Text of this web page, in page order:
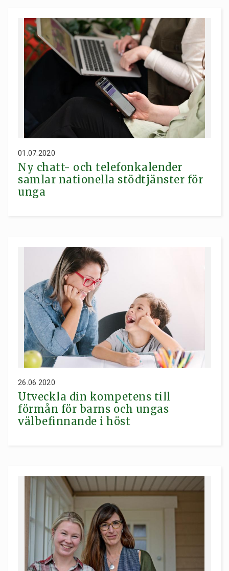
Ny chatt- och telefonkalender
samlar nationella stödtjänster för
unga
01.07.2020
Utveckla din kompetens till
förmån för barns och ungas
välbefinnande i höst
26.06.2020